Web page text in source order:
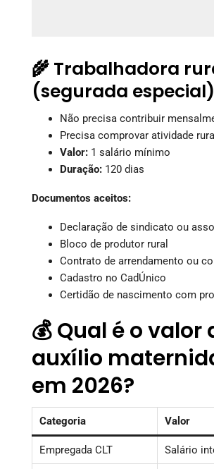
🌾 Trabalhadora
(segurada especial)
Não precisa contribuir
Precisa comprovar atividade rural
Valor: 1 salário mínimo
Duração: 120 dias
Documentos aceitos:
Declaração de sindicato ou
Bloco de produtor rural
Contrato de arrendamento ou
Cadastro no CadÚnico
Certidão de nascimento com
💰 Qual é o valor
auxílio
em 2026?
Categoria Valor
Empregada CLT Salário